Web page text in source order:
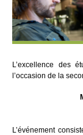
L’excellence des
l’occasion de la
L’événement